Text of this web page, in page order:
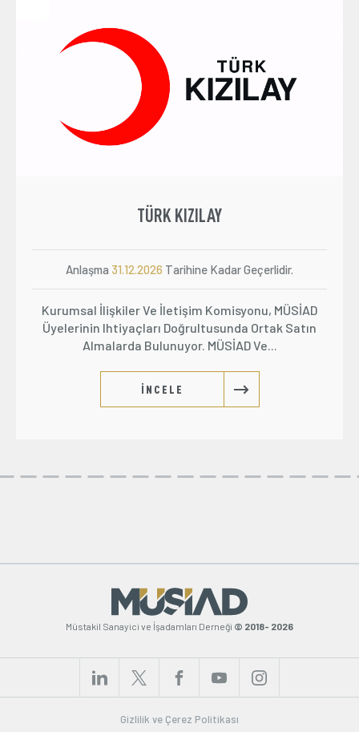
TÜRK KIZILAY
Anlaşma 31.12.2026 Tarihine Kadar Geçerlidir.
Kurumsal İlişkiler Ve İletişim Komisyonu, MÜSİAD
Üyelerinin Ihtiyaçları Doğrultusunda Ortak Satın
Almalarda Bulunuyor. MÜSİAD Ve...
İNCELE
Müstakil Sanayici ve İşadamları Derneği © 2018- 2026
Gizlilik ve Çerez Politikası